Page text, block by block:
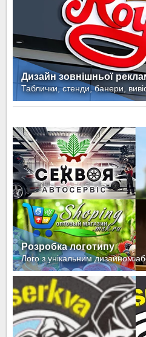
Дизайн зовнішньої
Таблички, стенди, банери,
Розробка логотипу
Лого з унікальним дизайном